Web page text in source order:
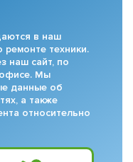
в наш
ремонте техники.
наш сайт, по
Мы
данные об
а также
относительно